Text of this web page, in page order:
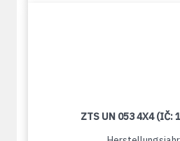
ZTS UN 053 4X4 (IČ: